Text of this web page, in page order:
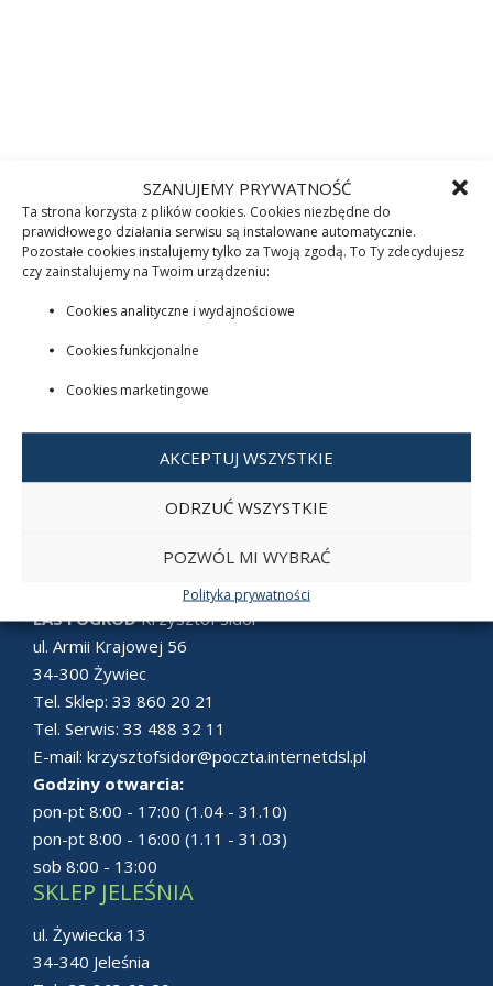
SZANUJEMY PRYWATNOŚĆ
Ta strona korzysta z plików cookies. Cookies niezbędne do
prawidłowego działania serwisu są instalowane automatycznie.
Pozostałe cookies instalujemy tylko za Twoją zgodą. To Ty zdecydujesz
czy zainstalujemy na Twoim urządzeniu:
Cookies analityczne i wydajnościowe
Cookies funkcjonalne
Cookies marketingowe
AKCEPTUJ WSZYSTKIE
ODRZUĆ WSZYSTKIE
POZWÓL MI WYBRAĆ
Polityka prywatności
LAS i OGRÓDKrzysztof Sidor
ul. Armii Krajowej 56
34-300 Żywiec
Tel. Sklep: 33 860 20 21
Tel. Serwis: 33 488 32 11
E-mail: krzysztofsidor@poczta.internetdsl.pl
Godziny otwarcia:
pon-pt 8:00 - 17:00 (1.04 - 31.10)
pon-pt 8:00 - 16:00 (1.11 - 31.03)
sob 8:00 - 13:00
SKLEP JELEŚNIA
ul. Żywiecka 13
34-340 Jeleśnia